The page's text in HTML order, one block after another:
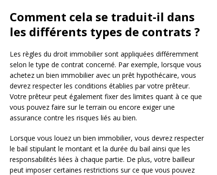
Comment cela se traduit-il dans
les différents types de contrats ?
Les règles du droit immobilier sont appliquées différemment
selon le type de contrat concerné. Par exemple, lorsque vous
achetez un bien immobilier avec un prêt hypothécaire, vous
devrez respecter les conditions établies par votre prêteur.
Votre prêteur peut également fixer des limites quant à ce que
vous pouvez faire sur le terrain ou encore exiger une
assurance contre les risques liés au bien.
Lorsque vous louez un bien immobilier, vous devrez respecter
le bail stipulant le montant et la durée du bail ainsi que les
responsabilités liées à chaque partie. De plus, votre bailleur
peut imposer certaines restrictions sur ce que vous pouvez